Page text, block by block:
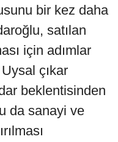
bir kez daha
satılan
için adımlar
çıkar
beklentisinden
da sanayi ve